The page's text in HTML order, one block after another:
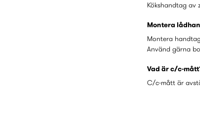
Kökshandtag av
Montera
Montera
Använd gärna
Vad är c/c-
C/c-mått är